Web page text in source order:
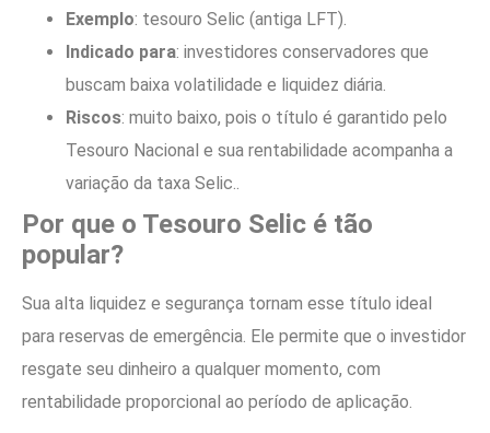
Exemplo: tesouro Selic (antiga LFT).
Indicado para: investidores conservadores que
buscam baixa volatilidade e liquidez diária.
Riscos: muito baixo, pois o título é garantido pelo
Tesouro Nacional e sua rentabilidade acompanha a
variação da taxa Selic..
Por que o Tesouro Selic é tão
popular?
Sua alta liquidez e segurança tornam esse título ideal
para reservas de emergência. Ele permite que o investidor
resgate seu dinheiro a qualquer momento, com
rentabilidade proporcional ao período de aplicação.